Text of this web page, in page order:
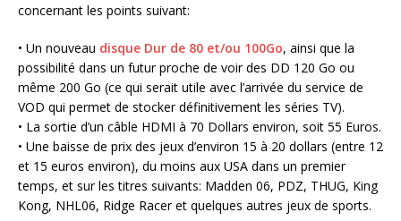
concernant les points suivant:
• Un nouveau disque Dur de 80 et/ou 100Go, ainsi que la
possibilité dans un futur proche de voir des DD 120 Go ou
même 200 Go (ce qui serait utile avec l’arrivée du service de
VOD qui permet de stocker définitivement les séries TV).
• La sortie d’un câble HDMI à 70 Dollars environ, soit 55 Euros.
• Une baisse de prix des jeux d’environ 15 à 20 dollars (entre 12
et 15 euros environ), du moins aux USA dans un premier
temps, et sur les titres suivants: Madden 06, PDZ, THUG, King
Kong, NHL06, Ridge Racer et quelques autres jeux de sports.